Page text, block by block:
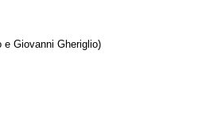
Giovanni Gheriglio)